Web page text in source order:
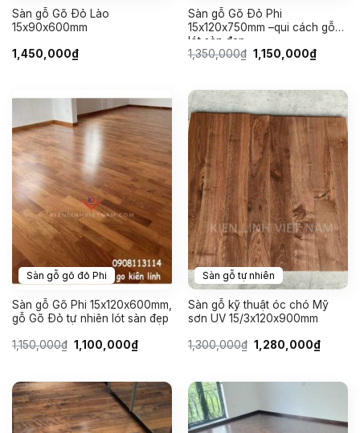
Sàn gỗ Gõ Đỏ Lào
15x90x600mm
1,450,000₫
Sàn gỗ Gõ Đỏ Phi
15x120x750mm –qui cách gỗ
lót sàn đẹp
1,350,000₫ Giá
gốc
1,150,000₫Giá
hiện
Sàn gỗ gõ đỏ Phi
Sàn gỗ Gõ Phi 15x120x600mm,
gỗ Gõ Đỏ tự nhiên lót sàn đẹp
1,150,000₫ Giá
gốc
1,100,000₫Giá
hiện
1,100,000₫.
Sàn gỗ tự nhiên
Sàn gỗ kỹ thuật óc chó Mỹ
sơn UV 15/3x120x900mm
1,300,000₫ Giá
gốc
1,280,000₫Giá
hiện